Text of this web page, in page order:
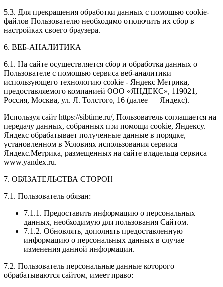
5.3. Для прекращения обработки данных с помощью cookie-
файлов Пользователю необходимо отключить их сбор в
настройках своего браузера.
6. ВЕБ-АНАЛИТИКА
6.1. На сайте осуществляется сбор и обработка данных о
Пользователе с помощью сервиса веб-аналитики
использующего технологию cookie - Яндекс Метрика,
предоставляемого компанией ООО «ЯНДЕКС», 119021,
Россия, Москва, ул. Л. Толстого, 16 (далее — Яндекс).
Используя сайт https://sibtime.ru/, Пользователь соглашается на
передачу данных, собранных при помощи cookie, Яндексу.
Яндекс обрабатывает полученные данные в порядке,
установленном в Условиях использования сервиса
Яндекс.Метрика, размещенных на сайте владельца сервиса
www.yandex.ru.
7. ОБЯЗАТЕЛЬСТВА СТОРОН
7.1. Пользователь обязан:
7.1.1. Предоставить информацию о персональных
данных, необходимую для пользования Сайтом.
7.1.2. Обновлять, дополнять предоставленную
информацию о персональных данных в случае
изменения данной информации.
7.2. Пользователь персональные данные которого
обрабатываются сайтом, имеет право: